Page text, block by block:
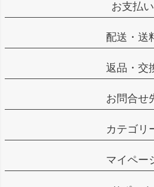
お支払い
配送・送
返品・交
お問合せ
カテゴリ
マイペー